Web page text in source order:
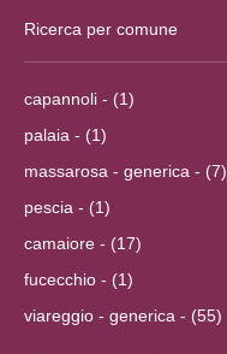
Ricerca per comune
capannoli - (1)
palaia - (1)
massarosa - generica - (7)
pescia - (1)
camaiore - (17)
fucecchio - (1)
viareggio - generica - (55)